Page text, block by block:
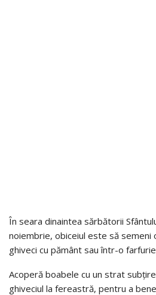
În seara dinaintea sărbătorii
noiembrie, obiceiul este să semeni
ghiveci cu pământ sau într-o
Acoperă boabele cu un strat
ghiveciul la fereastră, pentru a